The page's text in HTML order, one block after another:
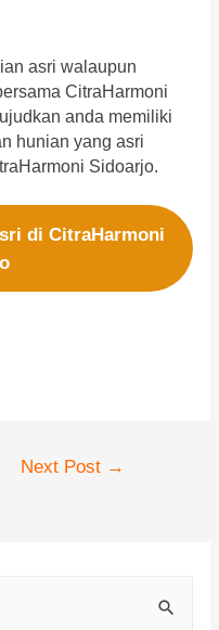
asri walaupun
CitraHarmoni
anda memiliki
hunian yang asri
Sidoarjo.
di CitraHarmoni
Next Post →